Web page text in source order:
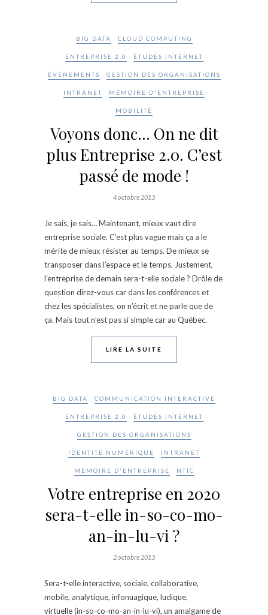
BIG DATA CLOUD COMPUTING
ENTREPRISE 2.0 ÉTUDES INTERNET
ÉVÉNEMENTS GESTION DES ORGANISATIONS
INTRANET MÉMOIRE D'ENTREPRISE
MOBILITÉ
Voyons donc… On ne dit
plus Entreprise 2.0. C’est
passé de mode !
4 octobre 2013
Je sais, je sais… Maintenant, mieux vaut dire
entreprise sociale. C’est plus vague mais ça a le
mérite de mieux résister au temps. De mieux se
transposer dans l’espace et le temps. Justement,
l’entreprise de demain sera-t-elle sociale ? Drôle de
question direz-vous car dans les conférences et
chez les spécialistes, on n’écrit et ne parle que de
ça. Mais tout n’est pas si simple car au Québec.
LIRE LA SUITE
BIG DATA COMMUNICATION INTERACTIVE
ENTREPRISE 2.0 ÉTUDES INTERNET
GESTION DES ORGANISATIONS
IDENTITÉ NUMÉRIQUE INTRANET
MÉMOIRE D'ENTREPRISE NTIC
Votre entreprise en 2020
sera-t-elle in-so-co-mo-
an-in-lu-vi ?
2 octobre 2013
Sera-t-elle interactive, sociale, collaborative,
mobile, analytique, infonuagique, ludique,
virtuelle (in-so-co-mo-an-in-lu-vi), un amalgame de